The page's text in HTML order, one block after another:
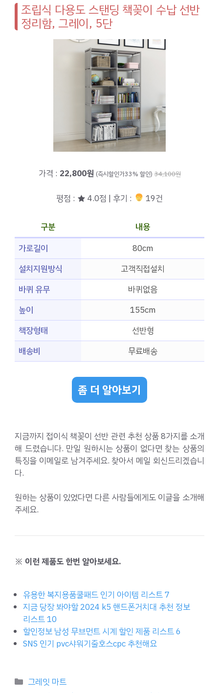
조립식 다용도 스탠딩 책꽂이 수납 선반
정리함, 그레이, 5단
가격 : 22,800원 (즉시할인가33% 할인) 34,100원
평점 : ★ 4.0점 | 후기 : 19건
구분
내용
가로길이
80cm
설치지원방식
고객직접설치
바퀴 유무
바퀴없음
높이
155cm
책장형태
선반형
배송비
무료배송
좀 더 알아보기
지금까지 접이식 책꽂이 선반 관련 추천 상품 8가지를 소개
해 드렸습니다. 만일 원하시는 상품이 없다면 찾는 상품의
특징을 이메일로 남겨주세요. 찾아서 메일 회신드리겠습니
다.
원하는 상품이 있었다면 다른 사람들에게도 이글을 소개해
주세요.
※ 이런 제품도 한번 알아보세요.
유용한 복지용품쿨패드 인기 아이템 리스트 7
지금 당장 봐야할 2024 k5 핸드폰거치대 추천 정보
리스트 10
할인정보 남성 무브먼트 시계 할인 제품 리스트 6
SNS 인기 pvc샤워기줄호스cpc 추천해요
Categories
그레잇 마트